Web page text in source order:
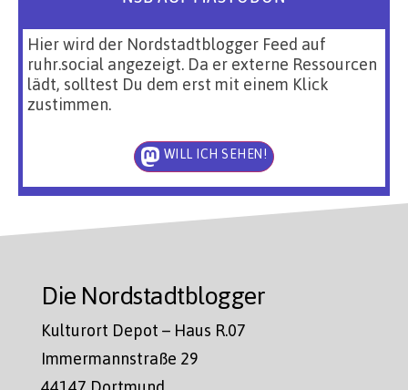
Hier wird der Nordstadtblogger Feed auf
ruhr.social angezeigt. Da er externe Ressourcen
lädt, solltest Du dem erst mit einem Klick
zustimmen.
WILL ICH SEHEN!
Die Nordstadtblogger
Kulturort Depot – Haus R.07
Immermannstraße 29